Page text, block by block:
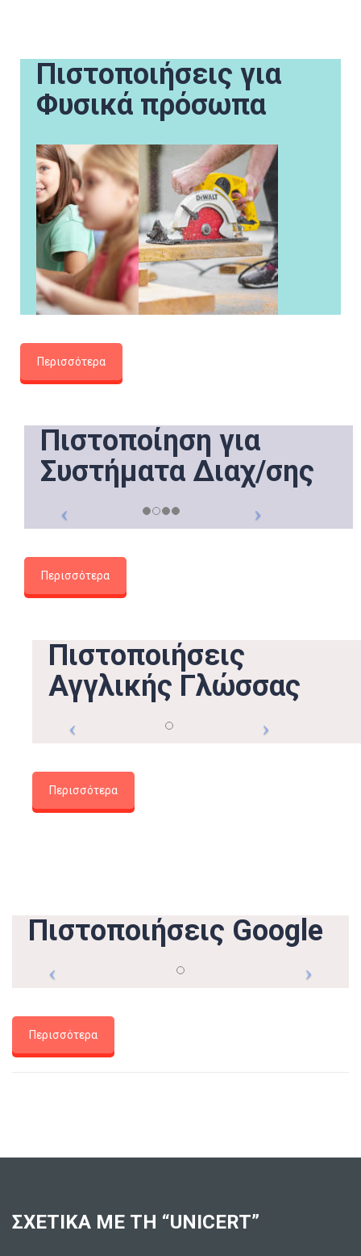
Πιστοποιήσεις για
Φυσικά πρόσωπα
Περισσότερα
Πιστοποίηση για
Συστήματα Διαχ/σης
Περισσότερα
Πιστοποιήσεις
Αγγλικής Γλώσσας
Περισσότερα
Πιστοποιήσεις Google
Περισσότερα
ΣΧΕΤΙΚΑ ΜΕ ΤΗ “UNICERT”